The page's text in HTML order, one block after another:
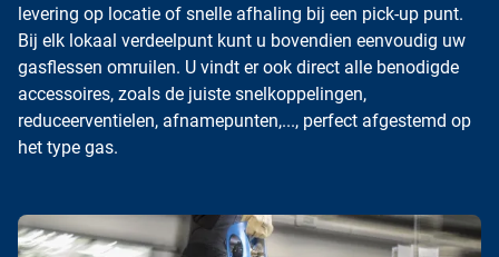
levering op locatie of snelle afhaling bij een pick-up punt.
Bij elk lokaal verdeelpunt kunt u bovendien eenvoudig uw
gasflessen omruilen. U vindt er ook direct alle benodigde
accessoires, zoals de juiste snelkoppelingen,
reduceerventielen, afnamepunten,..., perfect afgestemd op
het type gas.